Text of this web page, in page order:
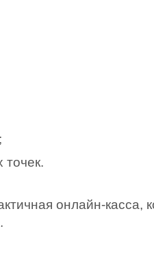
онлайн-касса,